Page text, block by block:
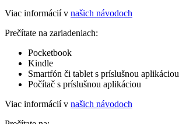
Viac informácií v našich návodoch
Prečítate na zariadeniach:
Pocketbook
Kindle
Smartfón či tablet s príslušnou aplikáciou
Počítač s príslušnou aplikáciou
Viac informácií v našich návodoch